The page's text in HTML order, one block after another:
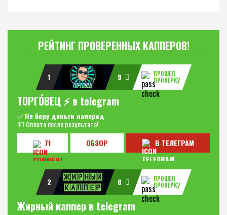
РЕЙТИНГ ПРОВЕРЕННЫХ КАППЕРОВ!
1 9
ПРОШЕЛ
ПРОВЕРКУ
ТОРГО́ВЕЦ ⚡️ в telegram
✅Не беру деньги наперед
💵 Оплата после результата!
71
ОБЗОР В ТЕЛЕГРАМ
2 8
ПРОШЕЛ
ПРОВЕРКУ
Жирный каппер в telegram